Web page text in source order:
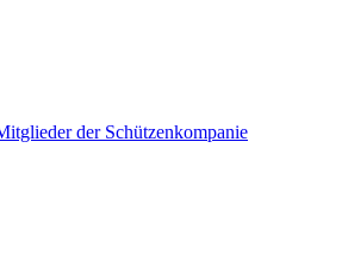
der Schützenkompanie